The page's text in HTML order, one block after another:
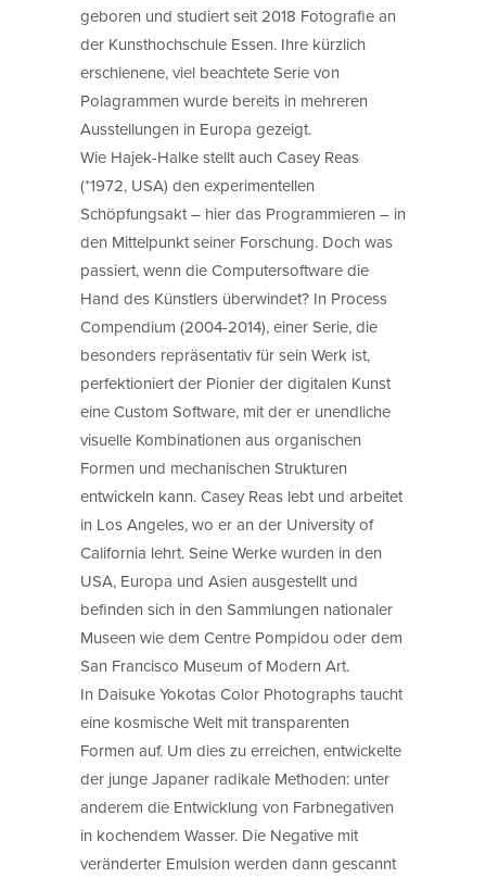
geboren und studiert seit 2018 Fotografie an
der Kunsthochschule Essen. Ihre kürzlich
erschienene, viel beachtete Serie von
Polagrammen wurde bereits in mehreren
Ausstellungen in Europa gezeigt.
Wie Hajek-Halke stellt auch Casey Reas
(*1972, USA) den experimentellen
Schöpfungsakt – hier das Programmieren – in
den Mittelpunkt seiner Forschung. Doch was
passiert, wenn die Computersoftware die
Hand des Künstlers überwindet? In Process
Compendium (2004-2014), einer Serie, die
besonders repräsentativ für sein Werk ist,
perfektioniert der Pionier der digitalen Kunst
eine Custom Software, mit der er unendliche
visuelle Kombinationen aus organischen
Formen und mechanischen Strukturen
entwickeln kann. Casey Reas lebt und arbeitet
in Los Angeles, wo er an der University of
California lehrt. Seine Werke wurden in den
USA, Europa und Asien ausgestellt und
befinden sich in den Sammlungen nationaler
Museen wie dem Centre Pompidou oder dem
San Francisco Museum of Modern Art.
In Daisuke Yokotas Color Photographs taucht
eine kosmische Welt mit transparenten
Formen auf. Um dies zu erreichen, entwickelte
der junge Japaner radikale Methoden: unter
anderem die Entwicklung von Farbnegativen
in kochendem Wasser. Die Negative mit
veränderter Emulsion werden dann gescannt